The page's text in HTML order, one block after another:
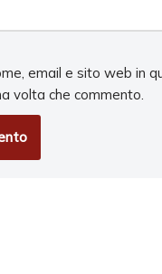
email e sito web in
volta che commento.